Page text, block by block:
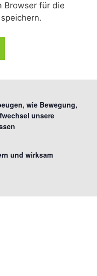
Browser für die
wie Bewegung,
unsere
und wirksam